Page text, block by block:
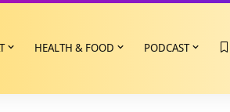
HEALTH & FOOD PODCAST